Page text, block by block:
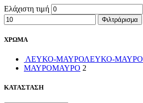
Ελάχιστη τιμή
Φιλτράρισμα
ΧΡΩΜΑ
ΛΕΥΚΟ-ΜΑΥΡΟΛΕΥΚΟ-ΜΑΥΡΟ
ΜΑΥΡΟΜΑΥΡΟ 2
ΚΑΤΑΣΤΑΣΗ